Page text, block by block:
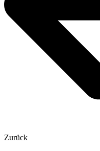
Zurück